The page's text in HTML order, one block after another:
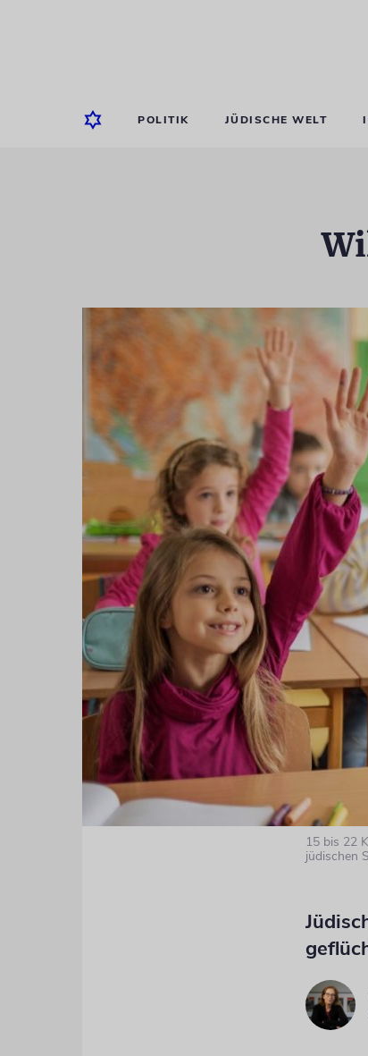
POLITIK JÜDISCHE WELT
15 bis 22
jüdischen